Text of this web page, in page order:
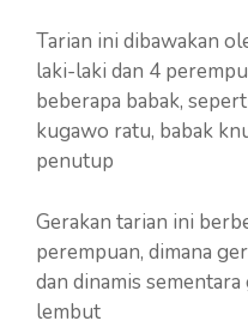
Tarian ini dibawakan
laki-laki dan 4
beberapa babak,
kugawo ratu, babak
penutup
Gerakan tarian ini
perempuan, dimana
dan dinamis
lembut